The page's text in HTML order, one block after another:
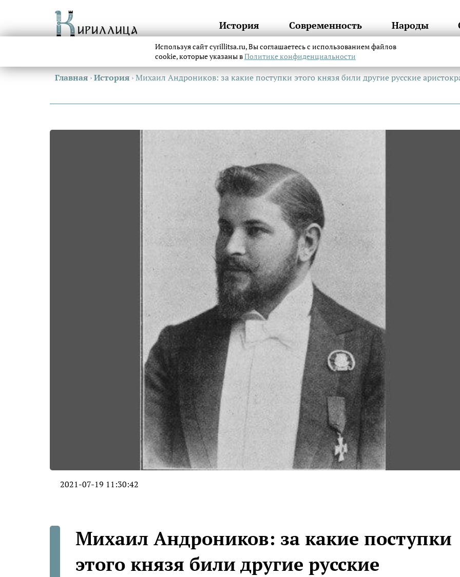
История Современность Народы
Главная ›История ›Михаил Андроников: за какие поступки этого князя били другие русские
2021-07-19 11:30:42
Михаил Андроников: за какие поступки
этого князя били другие русские
Используя сайт cyrillitsa.ru, Вы соглашаетесь с использованием файлов
cookie, которые указаны вПолитике конфиденциальности